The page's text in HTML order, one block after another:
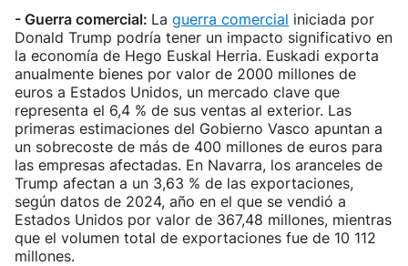
- Guerra comercial: La guerra comercial iniciada por
Donald Trump podría tener un impacto significativo en
la economía de Hego Euskal Herria. Euskadi exporta
anualmente bienes por valor de 2000 millones de
euros a Estados Unidos, un mercado clave que
representa el 6,4 % de sus ventas al exterior. Las
primeras estimaciones del Gobierno Vasco apuntan a
un sobrecoste de más de 400 millones de euros para
las empresas afectadas. En Navarra, los aranceles de
Trump afectan a un 3,63 % de las exportaciones,
según datos de 2024, año en el que se vendió a
Estados Unidos por valor de 367,48 millones, mientras
que el volumen total de exportaciones fue de 10 112
millones.